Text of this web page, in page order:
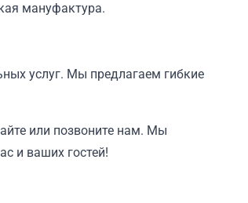
мануфактура.
услуг. Мы предлагаем гибкие
или позвоните нам. Мы
и ваших гостей!